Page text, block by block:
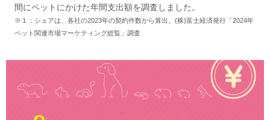
間にペットにかけた年間支出額を調査しました。
※１：シェアは、各社の2023年の契約件数から算出。(株)富士経済発行「2024年
ペット関連市場マーケティング総覧」調査